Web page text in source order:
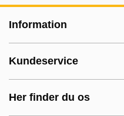
Information
Kundeservice
Her finder du os